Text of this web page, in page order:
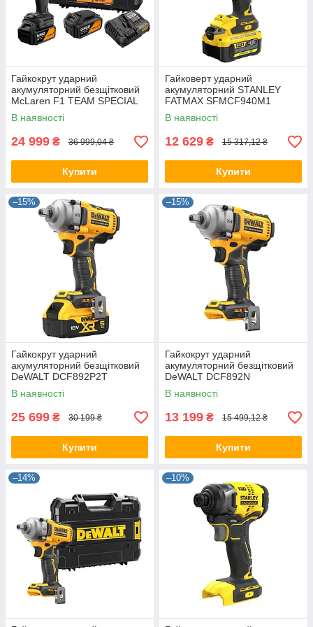
Гайкокрут ударний
акумуляторний безщітковий
McLaren F1 TEAM SPECIAL
EDITION DeWALT
DCF99MP2T
В наявності
24 999 ₴ 36 999,04 ₴
Купити
Гайковерт ударний
акумуляторний STANLEY
FATMAX SFMCF940M1
В наявності
12 629 ₴ 15 317,12 ₴
Купити
–15%
Гайкокрут ударний
акумуляторний безщітковий
DeWALT DCF892P2T
В наявності
25 699 ₴ 30 199 ₴
Купити
–15%
Гайкокрут ударний
акумуляторний безщітковий
DeWALT DCF892N
В наявності
13 199 ₴ 15 499,12 ₴
Купити
–14% –10%